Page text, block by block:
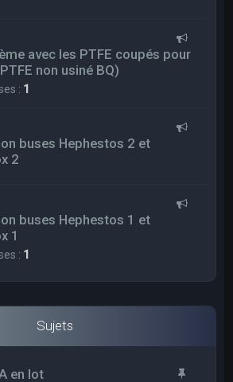
avec les PTFE coupés pour
non usiné BQ)
: 1
buses Hephestos 2 et
2
buses Hephestos 1 et
1
: 1
Sujets
en lot